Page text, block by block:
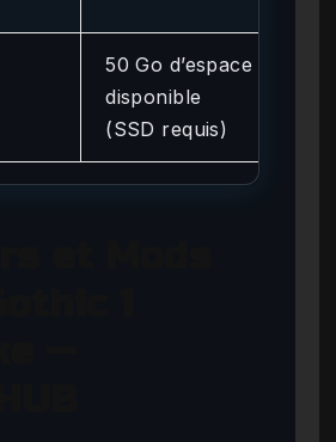
50 Go d’espace
disponible
(SSD requis)